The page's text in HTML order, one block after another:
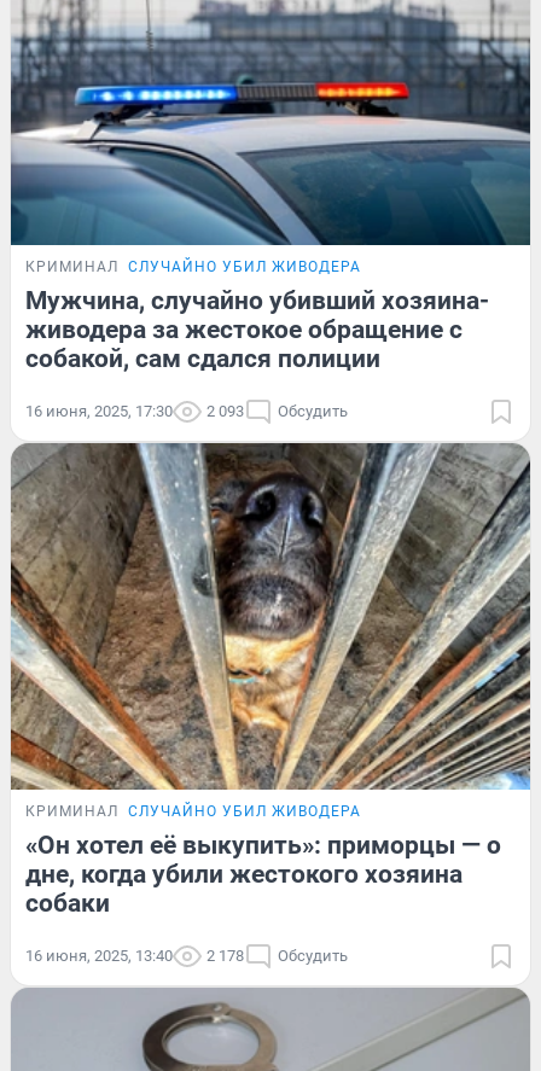
КРИМИНАЛ СЛУЧАЙНО УБИЛ ЖИВОДЕРА
Мужчина, случайно убивший хозяина-
живодера за жестокое обращение с
собакой, сам сдался полиции
16 июня, 2025, 17:30 2 093 Обсудить
КРИМИНАЛ СЛУЧАЙНО УБИЛ ЖИВОДЕРА
«Он хотел её выкупить»: приморцы — о
дне, когда убили жестокого хозяина
собаки
16 июня, 2025, 13:40 2 178 Обсудить